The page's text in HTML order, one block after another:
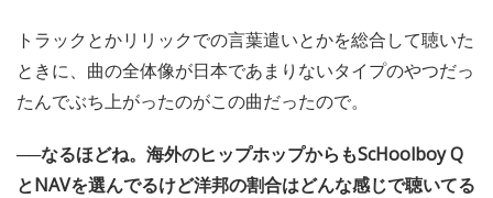
トラックとかリリックでの言葉遣いとかを総合して聴いた
ときに、曲の全体像が日本であまりないタイプのやつだっ
たんでぶち上がったのがこの曲だったので。
──なるほどね。海外のヒップホップからもScHoolboy Q
とNAVを選んでるけど洋邦の割合はどんな感じで聴いてる